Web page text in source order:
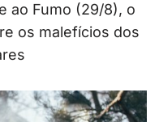
ao Fumo (29/8), o
os malefícios dos